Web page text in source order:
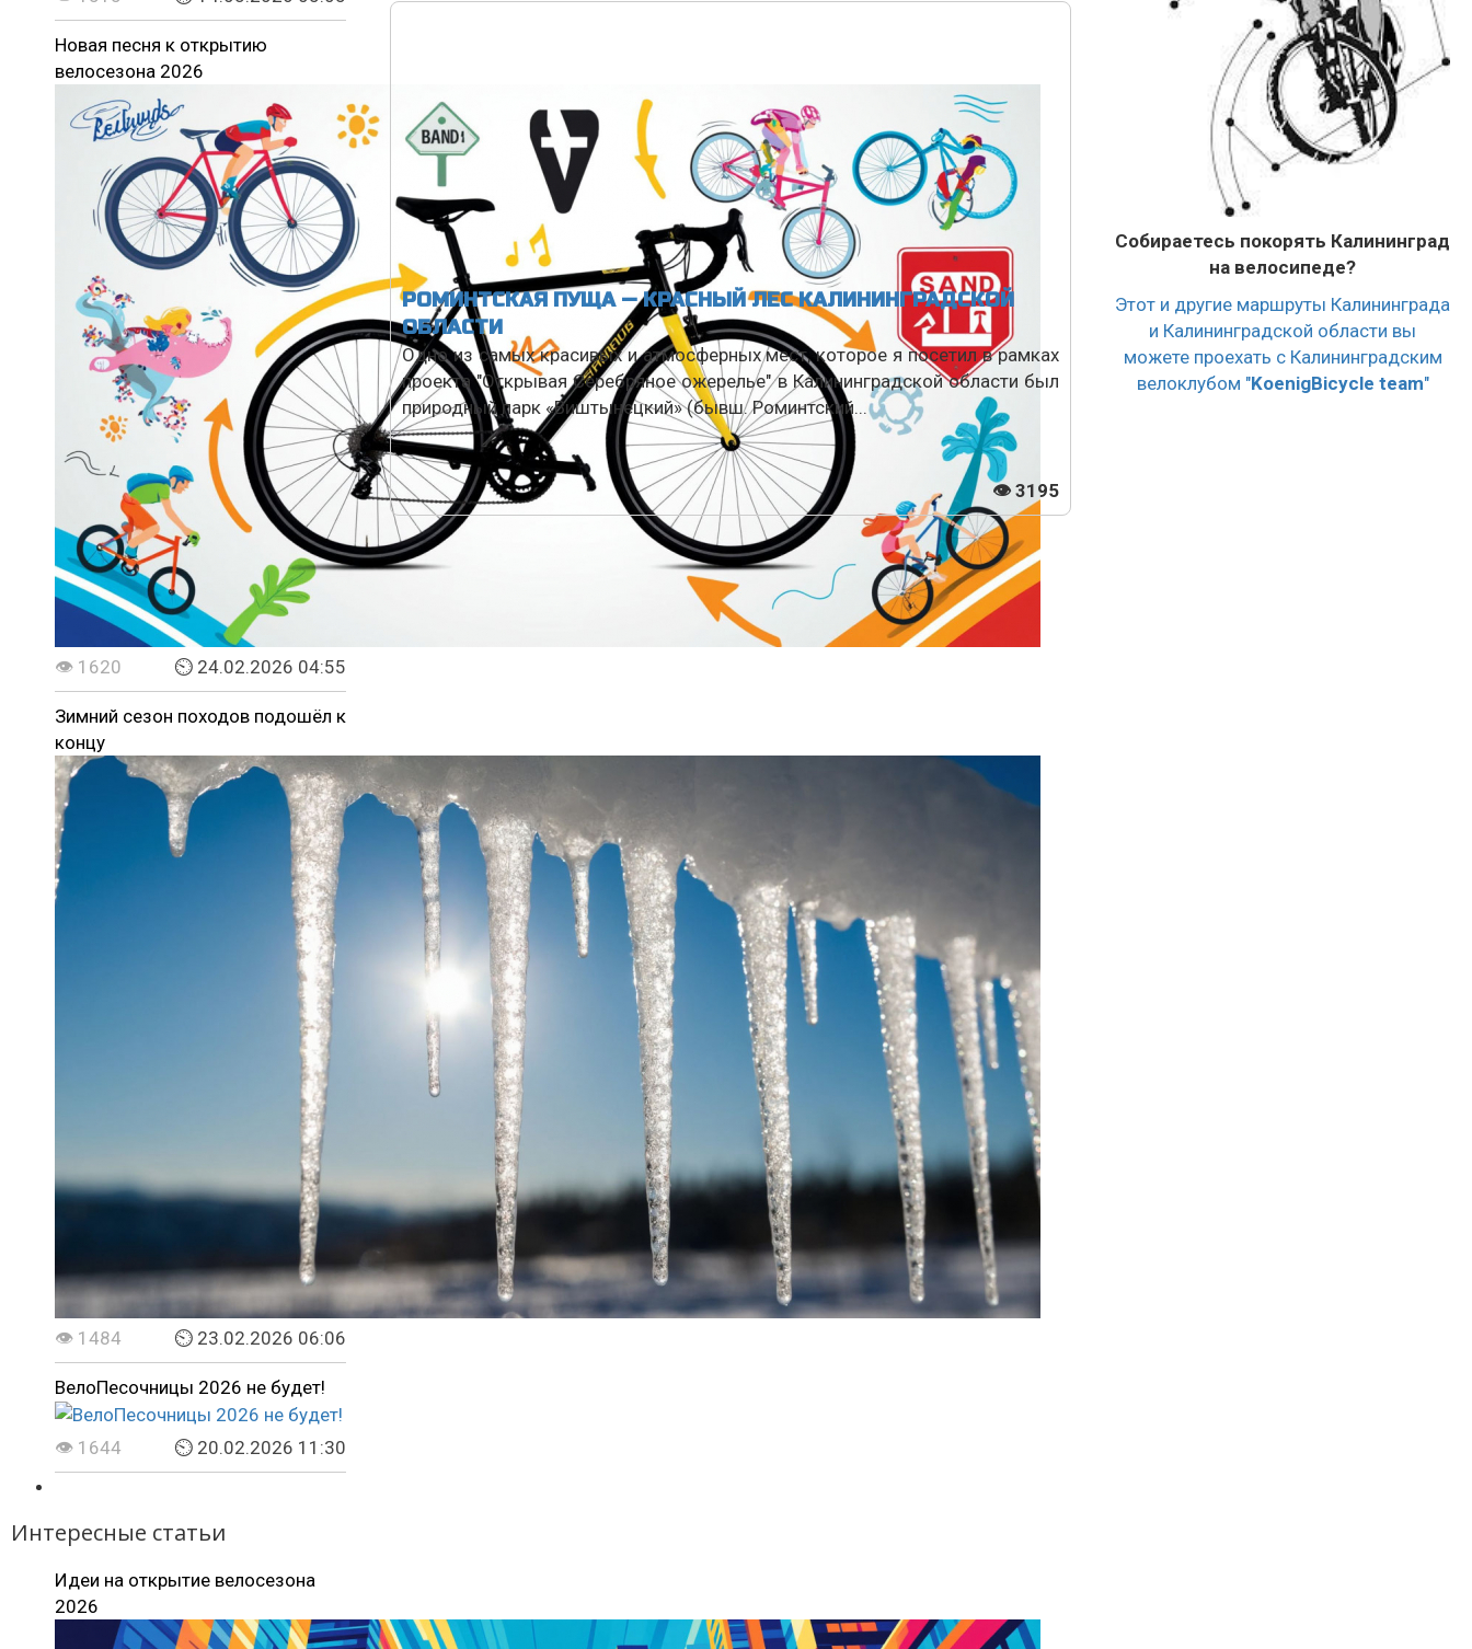
Новая песня к открытию
велосезона 2026
👁 1620 ⏲ 24.02.2026 04:55
Зимний сезон походов подошёл к
концу
👁 1484 ⏲ 23.02.2026 06:06
ВелоПесочницы 2026 не будет!
👁 1644 ⏲ 20.02.2026 11:30
Интересные статьи
Идеи на открытие велосезона
2026
РОМИНТСКАЯ ПУЩА — КРАСНЫЙ ЛЕС КАЛИНИНГРАДСКОЙ
ОБЛАСТИ
Одно из самых красивых и атмосферных мест, которое я посетил в рамках
проекта "Открывая Серебряное ожерелье" в Калининградской области был
природный парк «Виштынецкий» (бывш. Роминтский...
👁 3195
Собираетесь покорять Калининград
на велосипеде?
Этот и другие маршруты Калининграда
и Калининградской области вы
можете проехать с Калининградским
велоклубом "KoenigBicycle team"